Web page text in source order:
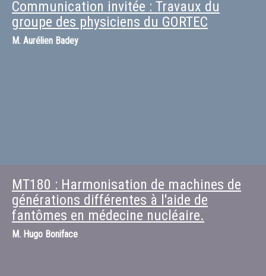
Communication invitée : Travaux du
groupe des physiciens du GORTEC
M. Aurélien Badey
MT180 : Harmonisation de machines de
générations différentes à l'aide de
fantômes en médecine nucléaire.
M. Hugo Boniface